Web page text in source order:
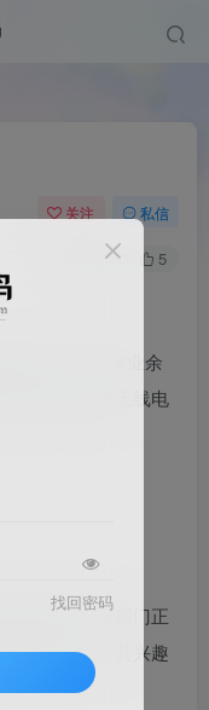
关注 私信
83 5
余业务，即供业余
技术研究的无线电
政府电信主管部门正
兴趣的人，其兴趣
找回密码